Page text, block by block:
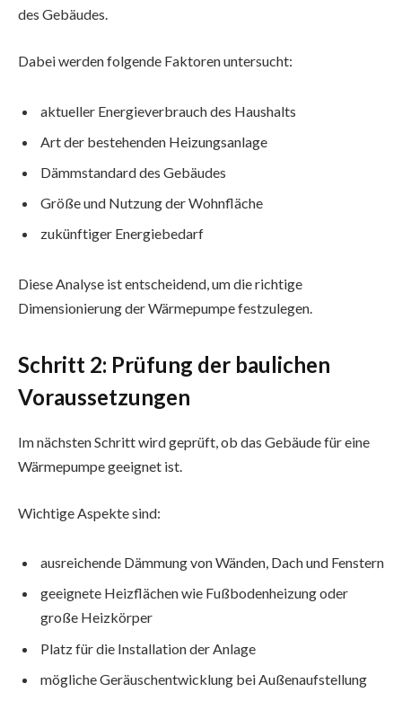
des Gebäudes.
Dabei werden folgende Faktoren untersucht:
aktueller Energieverbrauch des Haushalts
Art der bestehenden Heizungsanlage
Dämmstandard des Gebäudes
Größe und Nutzung der Wohnfläche
zukünftiger Energiebedarf
Diese Analyse ist entscheidend, um die richtige
Dimensionierung der Wärmepumpe festzulegen.
Schritt 2: Prüfung der baulichen
Voraussetzungen
Im nächsten Schritt wird geprüft, ob das Gebäude für eine
Wärmepumpe geeignet ist.
Wichtige Aspekte sind:
ausreichende Dämmung von Wänden, Dach und Fenstern
geeignete Heizflächen wie Fußbodenheizung oder
große Heizkörper
Platz für die Installation der Anlage
mögliche Geräuschentwicklung bei Außenaufstellung